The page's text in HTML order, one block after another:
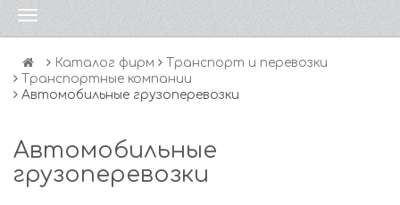
Каталог фирм
Транспорт и перевозки
Транспортные компании
Автомобильные грузоперевозки
Автомобильные
грузоперевозки